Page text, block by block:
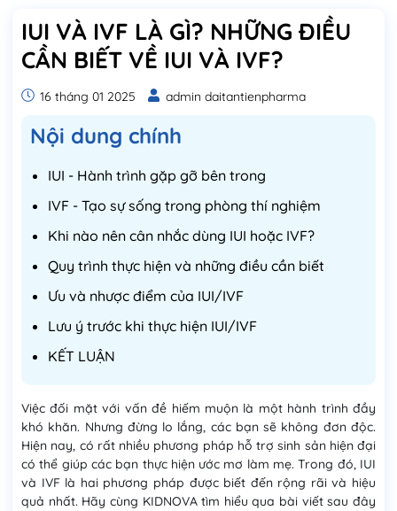
IUI VÀ IVF LÀ GÌ? NHỮNG ĐIỀU
CẦN BIẾT VỀ IUI VÀ IVF?
16 tháng 01 2025 admin daitantienpharma
Nội dung chính
IUI - Hành trình gặp gỡ bên trong
IVF - Tạo sự sống trong phòng thí nghiệm
Khi nào nên cân nhắc dùng IUI hoặc IVF?
Quy trình thực hiện và những điều cần biết
Ưu và nhược điểm của IUI/IVF
Lưu ý trước khi thực hiện IUI/IVF
KẾT LUẬN
Việc đối mặt với vấn đề hiếm muộn là một hành trình đầy
khó khăn. Nhưng đừng lo lắng, các bạn sẽ không đơn độc.
Hiện nay, có rất nhiều phương pháp hỗ trợ sinh sản hiện đại
có thể giúp các bạn thực hiện ước mơ làm mẹ. Trong đó, IUI
và IVF là hai phương pháp được biết đến rộng rãi và hiệu
quả nhất. Hãy cùng KIDNOVA tìm hiểu qua bài viết sau đây